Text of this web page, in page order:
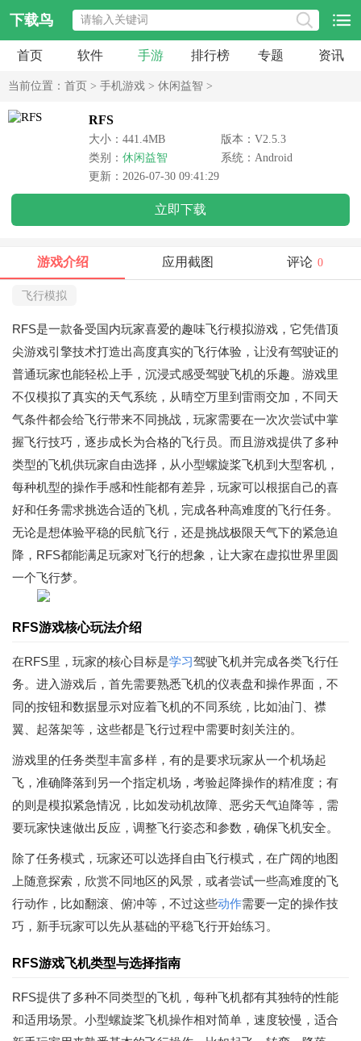
下载鸟
首页 软件 手游 排行榜 专题 资讯
当前位置： 首页 > 手机游戏 > 休闲益智 >
RFS
大小：441.4MB
版本：V2.5.3
类别： 休闲益智
系统：Android
更新：2026-07-30 09:41:29
立即下载
游戏介绍 应用截图 评论 0
飞行模拟
RFS是一款备受国内玩家喜爱的趣味飞行模拟游戏，它凭借顶
尖游戏引擎技术打造出高度真实的飞行体验，让没有驾驶证的
普通玩家也能轻松上手，沉浸式感受驾驶飞机的乐趣。游戏里
不仅模拟了真实的天气系统，从晴空万里到雷雨交加，不同天
气条件都会给飞行带来不同挑战，玩家需要在一次次尝试中掌
握飞行技巧，逐步成长为合格的飞行员。而且游戏提供了多种
类型的飞机供玩家自由选择，从小型螺旋桨飞机到大型客机，
每种机型的操作手感和性能都有差异，玩家可以根据自己的喜
好和任务需求挑选合适的飞机，完成各种高难度的飞行任务。
无论是想体验平稳的民航飞行，还是挑战极限天气下的紧急迫
降，RFS都能满足玩家对飞行的想象，让大家在虚拟世界里圆
一个飞行梦。
RFS游戏核心玩法介绍
在RFS里，玩家的核心目标是学习驾驶飞机并完成各类飞行任
务。进入游戏后，首先需要熟悉飞机的仪表盘和操作界面，不
同的按钮和数据显示对应着飞机的不同系统，比如油门、襟
翼、起落架等，这些都是飞行过程中需要时刻关注的。
游戏里的任务类型丰富多样，有的是要求玩家从一个机场起
飞，准确降落到另一个指定机场，考验起降操作的精准度；有
的则是模拟紧急情况，比如发动机故障、恶劣天气迫降等，需
要玩家快速做出反应，调整飞行姿态和参数，确保飞机安全。
除了任务模式，玩家还可以选择自由飞行模式，在广阔的地图
上随意探索，欣赏不同地区的风景，或者尝试一些高难度的飞
行动作，比如翻滚、俯冲等，不过这些动作需要一定的操作技
巧，新手玩家可以先从基础的平稳飞行开始练习。
RFS游戏飞机类型与选择指南
RFS提供了多种不同类型的飞机，每种飞机都有其独特的性能
和适用场景。小型螺旋桨飞机操作相对简单，速度较慢，适合